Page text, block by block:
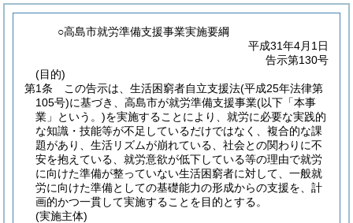
○高島市就労準備支援事業実施要綱
平成31年4月1日
告示第130号
(目的)
第1条
この告示は、生活困窮者自立支援法(平成25年法律第
105号)に基づき、高島市が就労準備支援事業(以下「本事
業」という。)を実施することにより、就労に必要な実践的
な知識・技能等が不足しているだけではなく、複合的な課
題があり、生活リズムが崩れている、社会との関わりに不
安を抱えている、就労意欲が低下している等の理由で就労
に向けた準備が整っていない生活困窮者に対して、一般就
労に向けた準備としての基礎能力の形成からの支援を、計
画的かつ一貫して実施することを目的とする。
(実施主体)